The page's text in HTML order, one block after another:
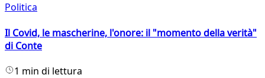
Politica
Il Covid, le mascherine, l'onore: il "momento della verità"
di Conte
1 min di lettura